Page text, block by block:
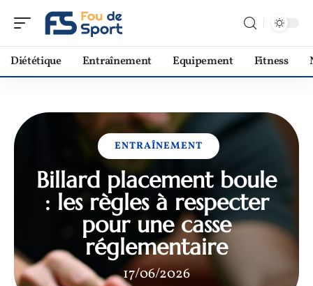
Diététique Entraînement Equipement Fitness
ENTRAÎNEMENT
Billard placement boule
: les règles à respecter
pour une casse
réglementaire
17/06/2026